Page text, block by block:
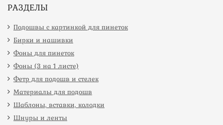
РАЗДЕЛЫ
Подошвы с картинкой для пинеток
Бирки и нашивки
Фоны для пинеток
Фоны (3 на 1 листе)
Фетр для подошв и стелек
Материалы для подошв
Шаблоны, вставки, колодки
Шнуры и ленты